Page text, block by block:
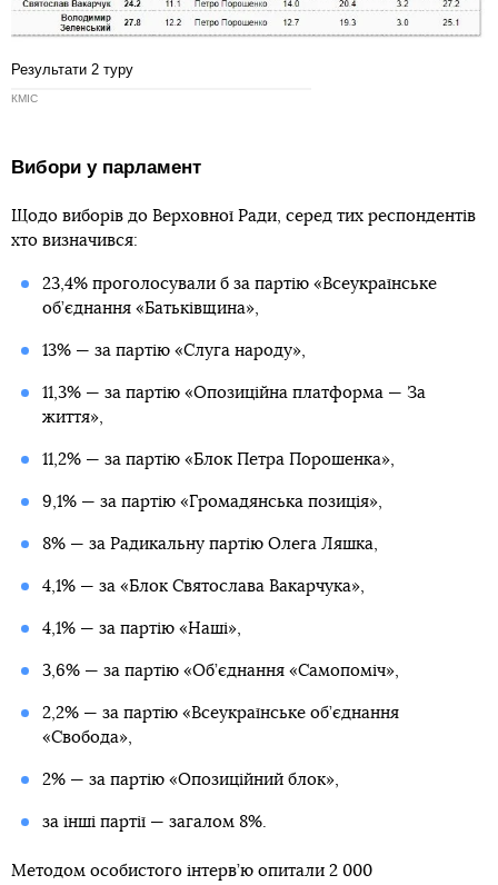
Результати 2 туру
КМІС
Вибори у парламент
Щодо виборів до Верховної Ради, серед тих респондентів
хто визначився:
23,4% проголосували б за партію «Всеукраїнське
об’єднання «Батьківщина»,
13% — за партію «Слуга народу»,
11,3% — за партію «Опозиційна платформа — За
життя»,
11,2% — за партію «Блок Петра Порошенка»,
9,1% — за партію «Громадянська позиція»,
8% — за Радикальну партію Олега Ляшка,
4,1% — за «Блок Святослава Вакарчука»,
4,1% — за партію «Наші»,
3,6% — за партію «Об’єднання «Самопоміч»,
2,2% — за партію «Всеукраїнське об’єднання
«Свобода»,
2% — за партію «Опозиційний блок»,
за інші партії — загалом 8%.
Методом особистого інтерв’ю опитали 2 000